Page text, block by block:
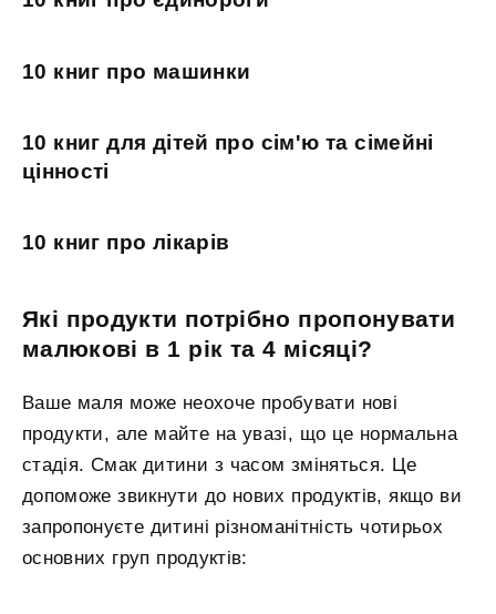
10 книг про машинки
10 книг для дітей про сім'ю та сімейні
цінності
10 книг про лікарів
Які продукти потрібно пропонувати
малюкові в 1 рік та 4 місяці?
Ваше маля може неохоче пробувати нові
продукти, але майте на увазі, що це нормальна
стадія. Смак дитини з часом зміняться. Це
допоможе звикнути до нових продуктів, якщо ви
запропонуєте дитині різноманітність чотирьох
основних груп продуктів: